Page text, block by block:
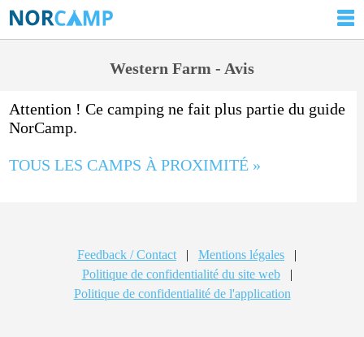
Western Farm - Avis
Attention ! Ce camping ne fait plus partie du guide
NorCamp.
TOUS LES CAMPS À PROXIMITÉ »
Feedback / Contact | Mentions légales
|
Politique de confidentialité du site web
|
Politique de confidentialité de l'application